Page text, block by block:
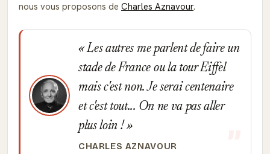
nous vous proposons de Charles Aznavour.
Les autres me parlent de faire un
stade de France ou la tour Eiffel
mais c'est non. Je serai centenaire
et c'est tout... On ne va pas aller
plus loin !
CHARLES AZNAVOUR